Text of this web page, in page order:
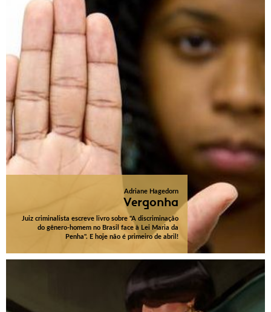
Adriane Hagedorn
Vergonha
Juiz criminalista escreve livro sobre "A discriminação
do gênero-homem no Brasil face à Lei Maria da
Penha". E hoje não é primeiro de abril!